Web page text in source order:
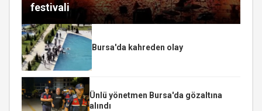
festivali
Bursa'da kahreden olay
Ünlü yönetmen Bursa'da gözaltına
alındı